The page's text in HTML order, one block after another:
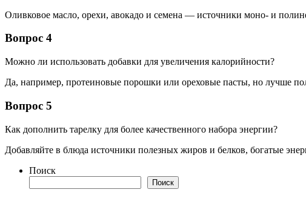
Оливковое масло, орехи, авокадо и семена — источники моно- и
Вопрос 4
Можно ли использовать добавки для увеличения калорийности?
Да, например, протеиновые порошки или ореховые пасты, но лучше
Вопрос 5
Как дополнить тарелку для более качественного набора энергии?
Добавляйте в блюда источники полезных жиров и белков, богатые
Поиск
Поиск